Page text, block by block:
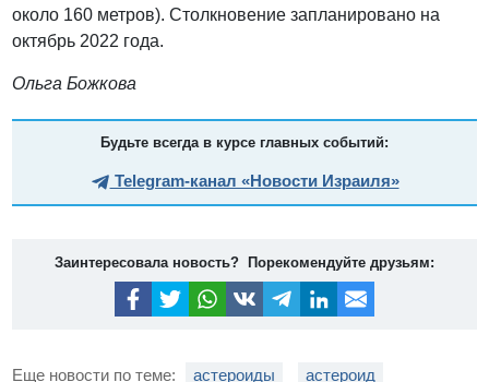
около 160 метров). Столкновение запланировано на
октябрь 2022 года.
Ольга Божкова
Будьте всегда в курсе главных событий:
Telegram-канал «Новости Израиля»
Заинтересовала новость? Порекомендуйте друзьям:
Еще новости по теме: астероиды
астероид